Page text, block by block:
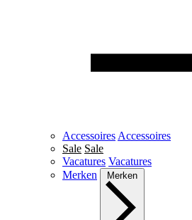
Accessoires Accessoires
Sale Sale
Vacatures Vacatures
Merken
Merken